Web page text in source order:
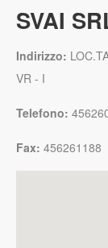
SVAI
Indirizzo:
VR - I
Telefono:
Fax: 456261188